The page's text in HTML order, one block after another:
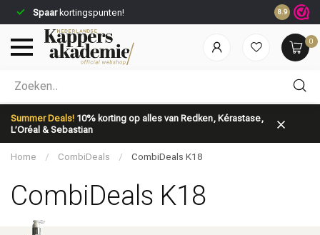
Spaarkortingspunten! 8.9
0
Summer Deals! 10% korting op alles van Redken, Kérastase,
L’Oréal & Sebastian
Welke categorie ben jij naar op zoek?
Merken
Home / CombiDeals / CombiDeals K18
CombiDeals K18